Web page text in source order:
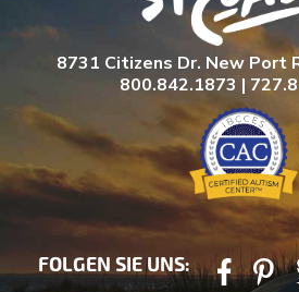
8731 Citizens Dr. New Port
800.842.1873 |
FOLGEN SIE UNS: